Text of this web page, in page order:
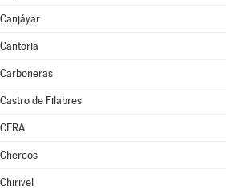
Canjáyar
Cantoria
Carboneras
Castro de Filabres
CERA
Chercos
Chirivel